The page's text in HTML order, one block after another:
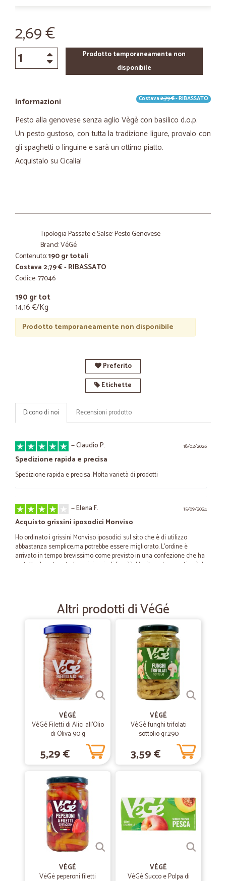
2,69 €
Prodotto temporaneamente non
disponibile
Informazioni Costava2,79 €- RIBASSATO
Pesto alla genovese senza aglio Vègè con basilico d.o.p.
Un pesto gustoso, con tutta la tradizione ligure, provalo con
gli spaghetti o linguine e sarà un ottimo piatto.
Acquistalo su Cicalia!
Tipologia Passate e Salse: Pesto Genovese
Brand: VéGé
Contenuto:190 gr totali
Costava2,79 €- RIBASSATO
Codice: 77046
190 gr tot
14,16 €/Kg
Prodotto temporaneamente non disponibile
Preferito
Etichette
Dicono di noi Recensioni prodotto
18/02/2026
—Claudio P.
Spedizione rapida e precisa
Spedizione rapida e precisa. Molta varietà di prodotti
15/09/2024
—Elena F.
Acquisto grissini iposodici Monviso
Ho ordinato i grissini Monviso iposodici sul sito che è di utilizzo
abbastanza semplice,ma potrebbe essere migliorato. L'ordine è
arrivato in tempo brevissimo come previsto in una confezione che ha
protetto il contenuto (grissini, quindi fragili). L'unita nota negativa è il
— Valerio F.
Rapido e puntuale
Rapido e puntuale
—Giulia G.
Ottimo servizio
Servizio puntuale, prodotti freschi e imballati con cura. Non riuscivo a
trovare nessun sito che consegnasse nel mio paese, ma grazie a
Cicalia ho potuto fare la spesa online e riceverla comodamente a
Ottimo prodotto ma di difficile reperibilità
Cercavo un prodotto alimentare che apprezzo molto e che uso
regolarmente da anni. Purtroppo però nei negozi e negli ipermercati
del mio territorio ,è ormai diventato introvabile. L’ho cercato sul web e
l’offerta di CICALIA mi è sembrata conveniente. Essendo però il costo
della spedizione alto per una o due confezioni del prodotto, ho
approfittato per farne una discreta scorta.
22/06/2020
—Alfredo G.
Altri prodotti di VéGé
VÉGÉ
VéGé Filetti di Alici all'Olio
di Oliva 90 g
5,29 €
VÉGÉ
VèGè funghi trifolati
sottolio gr.290
3,59 €
VÉGÉ
VèGè peperoni filetti
VÉGÉ
VéGé Succo e Polpa di